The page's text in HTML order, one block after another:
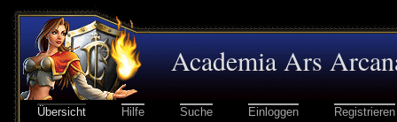
Academia Ars
Übersicht Hilfe Suche Einloggen Registrieren